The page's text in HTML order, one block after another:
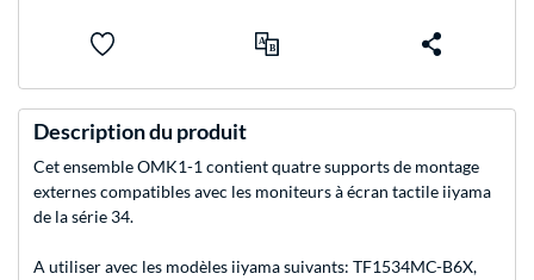
Description du produit
Cet ensemble OMK1-1 contient quatre supports de montage
externes compatibles avec les moniteurs à écran tactile iiyama
de la série 34.
A utiliser avec les modèles iiyama suivants: TF1534MC-B6X,